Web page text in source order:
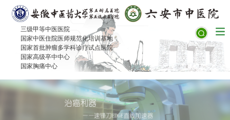
三级甲等中医医院
国家中医住院医师规范化培训基地
国家首批肿瘤多学科诊疗试点医院
国家高级卒中中心
国家胸痛中心